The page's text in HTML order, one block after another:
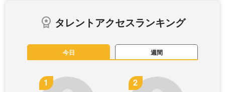
タレントアクセスランキング
今日 週間